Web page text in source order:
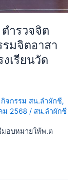
ำรวจจิต
มจิตอาสา
เรียนวัด
กิจกรรม สน.ลำผักชี,
ม 2568 / สน.ลำผักชี
มอบหมายให้พ.ต